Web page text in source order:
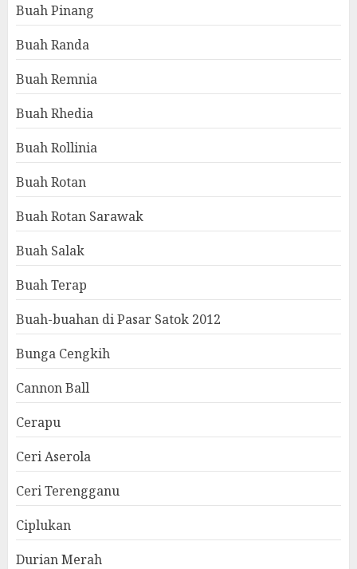
Buah Pinang
Buah Randa
Buah Remnia
Buah Rhedia
Buah Rollinia
Buah Rotan
Buah Rotan Sarawak
Buah Salak
Buah Terap
Buah-buahan di Pasar Satok 2012
Bunga Cengkih
Cannon Ball
Cerapu
Ceri Aserola
Ceri Terengganu
Ciplukan
Durian Merah